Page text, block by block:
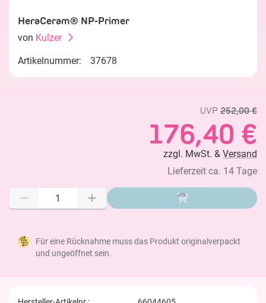
HeraCeram® NP-Primer
von Kulzer
Artikelnummer: 37678
UVP 252,00 €
176,40 €
zzgl. MwSt. & Versand
Lieferzeit ca. 14 Tage
Für eine Rücknahme muss das Produkt originalverpackt
und ungeöffnet sein.